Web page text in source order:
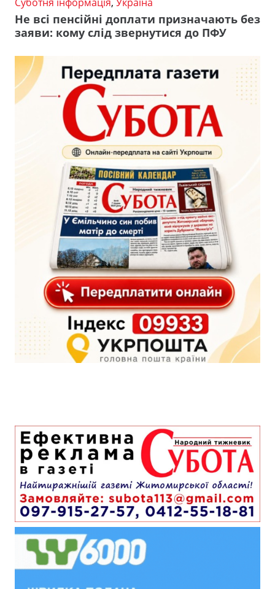
Не всі пенсійні доплати призначають без
заяви: кому слід звернутися до ПФУ